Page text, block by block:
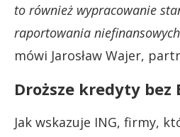
to również wypracowanie
raportowania niefinansowych
mówi Jarosław Wajer,
Droższe kredyty bez
Jak wskazuje ING, firmy,